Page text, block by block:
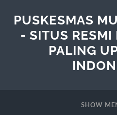
PUSKESMAS
- SITUS RESMI
PALING
SHOW